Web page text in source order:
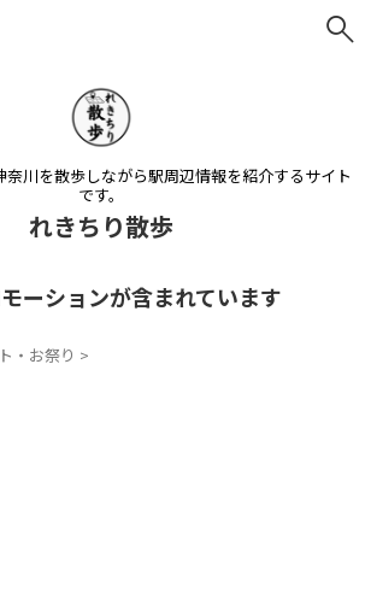
奈川を散歩しながら駅周辺情報を紹介するサイト
です。
れきちり散歩
ーションが含まれています
・お祭り >